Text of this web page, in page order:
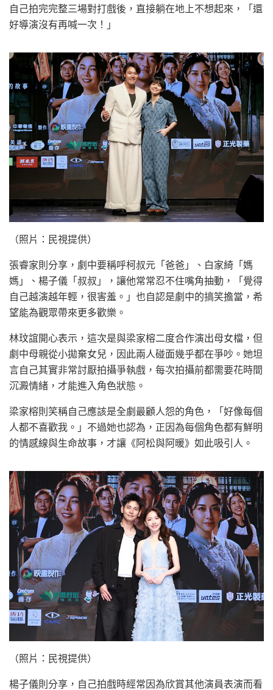
自己拍完完整三場對打戲後，直接躺在地上不想起來，「還
好導演沒有再喊一次！」
（照片：民視提供）
張睿家則分享，劇中要稱呼柯叔元「爸爸」、白家綺「媽
媽」、楊子儀「叔叔」，讓他常常忍不住嘴角抽動，「覺得
自己越演越年輕，很害羞。」也自認是劇中的搞笑擔當，希
望能為觀眾帶來更多歡樂。
林玟誼開心表示，這次是與梁家榕二度合作演出母女檔，但
劇中母親從小拋棄女兒，因此兩人碰面幾乎都在爭吵。她坦
言自己其實非常討厭拍攝爭執戲，每次拍攝前都需要花時間
沉澱情緒，才能進入角色狀態。
梁家榕則笑稱自己應該是全劇最顧人怨的角色，「好像每個
人都不喜歡我。」不過她也認為，正因為每個角色都有鮮明
的情感線與生命故事，才讓《阿松與阿暖》如此吸引人。
（照片：民視提供）
楊子儀則分享，自己拍戲時經常因為欣賞其他演員表演而看